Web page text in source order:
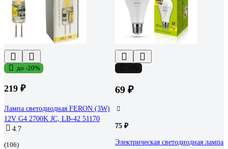
до -20%
219 ₽
Лампа светодиодная FERON (3W)
12V G4 2700K JC, LB-42 51170
4.7
(106)
69 ₽
75 ₽
Электрическая светодиодная лампа